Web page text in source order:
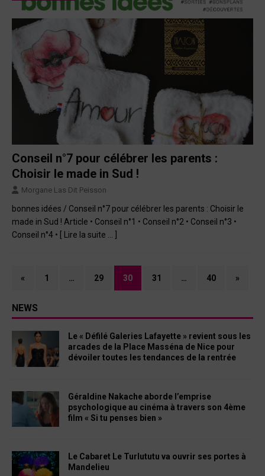
Conseil n°7 pour célébrer les parents :
Choisir le made in Sud !
Morgane Las Dit Peisson
bonnes idées / Conseil n°7 pour célébrer les parents : Choisir le
made in Sud ! Article • Conseil n°1 • Conseil n°2 • Conseil n°3 •
Conseil n°4 •
[ Lire la suite … ]
« 1 … 29 30 31 … 40 »
NEWS
Le « Défilé Galeries Lafayette » revient sous les
arcades de la Place Masséna de Nice pour
dévoiler toutes les tendances de la rentrée
Géraldine Nakache aborde l’emprise
psychologique au cinéma à travers son 4ème
film « Si tu penses bien »
Le Cabaret Le Turlututu va ouvrir ses portes à
Mandelieu